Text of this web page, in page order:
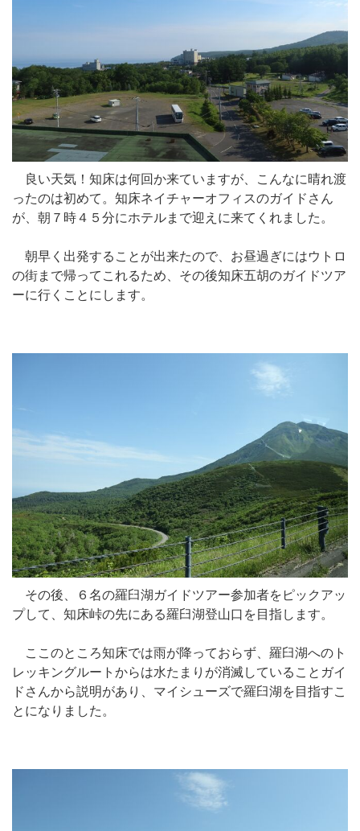
良い天気！知床は何回か来ていますが、こんなに晴れ渡
ったのは初めて。知床ネイチャーオフィスのガイドさん
が、朝７時４５分にホテルまで迎えに来てくれました。
朝早く出発することが出来たので、お昼過ぎにはウトロ
の街まで帰ってこれるため、その後知床五胡のガイドツア
ーに行くことにします。
その後、６名の羅臼湖ガイドツアー参加者をピックアッ
プして、知床峠の先にある羅臼湖登山口を目指します。
ここのところ知床では雨が降っておらず、羅臼湖へのト
レッキングルートからは水たまりが消滅していることガイ
ドさんから説明があり、マイシューズで羅臼湖を目指すこ
とになりました。